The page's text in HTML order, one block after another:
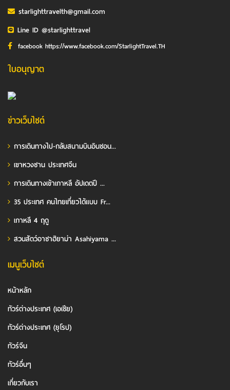
starlighttravelth@gmail.com
Line ID @starlighttravel
facebook https://www.facebook.com/StarlightTravel.TH
ใบอนุญาต
ข่าวเว็บไซต์
การเดินทางไป-กลับสนามบินอินชอน...
เขาหวงซาน ประเทศจีน
การเดินทางเข้าเกาหลี อัปเดตปี ...
35 ประเทศ คนไทยเที่ยวได้แบบ Fr...
เกาหลี 4 ฤดู
สวนสัตว์อาซาฮิยาม่า Asahiyama ...
เมนูเว็บไซต์
หน้าหลัก
ทัวร์ต่างประเทศ (เอเชีย)
ทัวร์ต่างประเทศ (ยุโรป)
ทัวร์จีน
ทัวร์อื่นๆ
เกี่ยวกับเรา